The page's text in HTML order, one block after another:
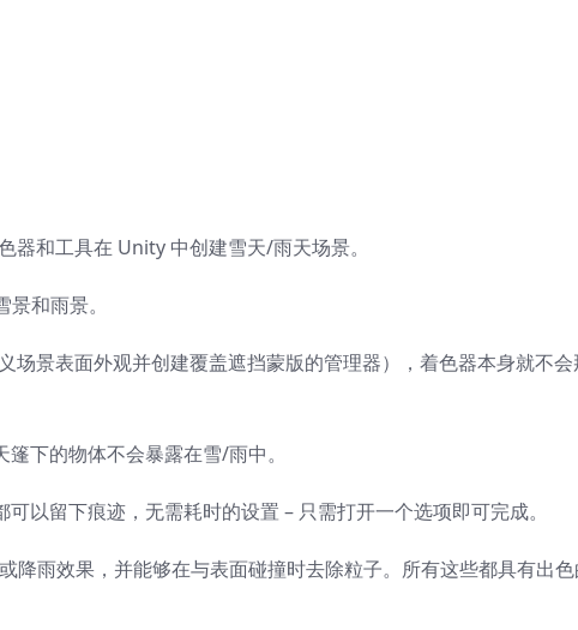
器和工具在 Unity 中创建雪天/雨天场景。
和雨景。
景表面外观并创建覆盖遮挡蒙版的管理器），着色器本身就不会
下的物体不会暴露在雪/雨中。
以留下痕迹，无需耗时的设置 – 只需打开一个选项即可完成。
降雨效果，并能够在与表面碰撞时去除粒子。所有这些都具有出